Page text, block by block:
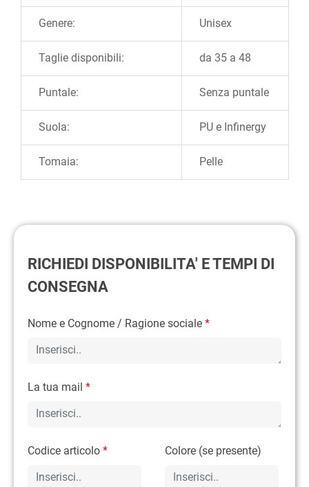
Genere: Unisex
Taglie disponibili: da 35 a 48
Puntale: Senza puntale
Suola: PU e Infinergy
Tomaia: Pelle
RICHIEDI DISPONIBILITA' E TEMPI DI
CONSEGNA
Nome e Cognome / Ragione sociale *
La tua mail *
Codice articolo * Colore (se presente)